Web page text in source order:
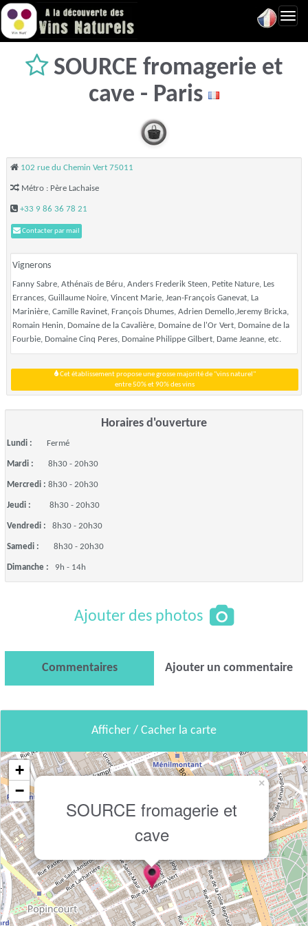
SOURCE fromagerie et
cave - Paris
102 rue du Chemin Vert 75011
Métro : Père Lachaise
+33 9 86 36 78 21
Contacter par mail
Vignerons
Fanny Sabre, Athénaïs de Béru, Anders Frederik Steen, Petite Nature, Les
Errances, Guillaume Noire, Vincent Marie, Jean-François Ganevat, La
Marinière, Camille Ravinet, François Dhumes, Adrien Demello,Jeremy Bricka,
Romain Henin, Domaine de la Cavalière, Domaine de l'Or Vert, Domaine de la
Fourbie, Domaine Cinq Peres, Domaine Philippe Gilbert, Dame Jeanne, etc.
Cet établissement propose une grosse majorité de "vins naturel"
entre 50% et 90% des vins
Horaires d'ouverture
Lundi : Fermé
Mardi : 8h30 - 20h30
Mercredi : 8h30 - 20h30
Jeudi : 8h30 - 20h30
Vendredi : 8h30 - 20h30
Samedi : 8h30 - 20h30
Dimanche : 9h - 14h
Ajouter des photos
Commentaires Ajouter un commentaire
Afficher / Cacher la carte
SOURCE fromagerie et
cave
×
+
−